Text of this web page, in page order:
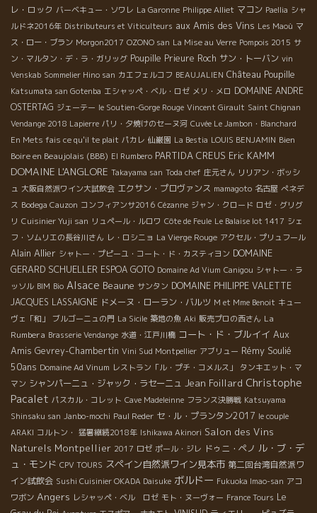
レ・ロック バーベキュー・ソワレ La Garonne Philippe Alliet マコン Paellia シャ
ルドネ2016年 Distributeurs et Viticulteurs aux Amis des Vins Les Maoù マ
ス・ロー・ブラン Morgon2017 OZONO san La Mise au Verre Pompois 2015 サ
ン・マルタン・デ・ラ・ガリッグ Poupille Prieure Roch サン・トーバン vin
Venskab Sommelier Hino san カエフェルコフ BEAUJALIEN Château Poupille
Katsumata san Gotenba エシャッペ・ベル・ロゼ メリ・メロ DOMAINE ANDRE
OSTERTAG ジェーテー le Soutien-Gorge Rouge Vincent Girault Saint Chignan
Vendange 2018 Lapierre パリ・夕焼けのセーヌ河 Cuvée Le Jambon・Blanchard
En Mets fais ce qu'il te plait パカレ 仙巌園 La Bestia LOUIS BENJAMIN Bien
Boire en Beaujolais (BBB) El Rumbero PARTIDA CREUS Eric KAMM
DOMAINE L'ANGLORE Takayama san Toda chef 庄元さん リリアン・ボッシ
ュ 大阪自然派ワイン大試飲会 エクサン・プロヴァンス mamagoto 名古屋 ぺネデ
ス Bodega Cauzon コンフィアンサ2016 Cézanne ジャン・クロード ロゼ・グリグ
リ Cuisinier Yuji san リュペール・ルロワ Côte de Feule Le Balaise lot 1417 シェ
フ・ソムリエの長谷川さん レ・ロシニョ La Vierge Rouge アクセル・プリュフール
Alain Allier シャトー・プピーユ・コート・ド・カスティヨン DOMAINE
GERARD SCHUELLER ESPOA GOTO Domaine Ad Vium Canigou シャトー・ラ
ッソル BIM Bio Alsace Beaune サンタン DOMAINE PHILIPPE VALETTE
JACQUES LASSAIGNE ドメーヌ・ローラン・バルツ M et Mme Benoit キュー
ヴェ「和」
ブルゴーニュの門 La Sicile 築地の魚 Aki 販売プロの西さん La
Rumbera Brasserie Vendange 水道・江戸川橋 コート・ド・ブルイイ Aux
Amis Gevrey-Chambertin Vini Sud Montpellier アブリュー Rémy Soulié
50ans Domaine Ad Vinum レストラン「ル・プチ・コメルス」
タンキエット・マ
マン シャンパーニュ・ジャック・ラセーニュ Jean Foillard Christophe
Pacalet パスカル・コレット Cave Madeleinne フランス決勝戦 Katsuyama
Shinsaku san Janbo-mochi Paul Reder セ・ル・プランタン2017 le couple
ARAKI コルトン・ 猛暑継続2018年 Ishikawa Akinori Salon des Vins
Naturels Montpellier 2017 ロゼ ポール・ジレ ドゥニ・ペノ ル・ブ・デ
ュ・モンド CPV TOURS スペイン自然派ワイン見本市 第二回台湾自然派ワ
イン試飲会 Sushi Cuisinier OKADA Daisuke ボルドー Fukuoka Imao-san アコ
ワボン Angers レシャッペ・ベル ロゼ モト・ヌーヴォー France Tours Le